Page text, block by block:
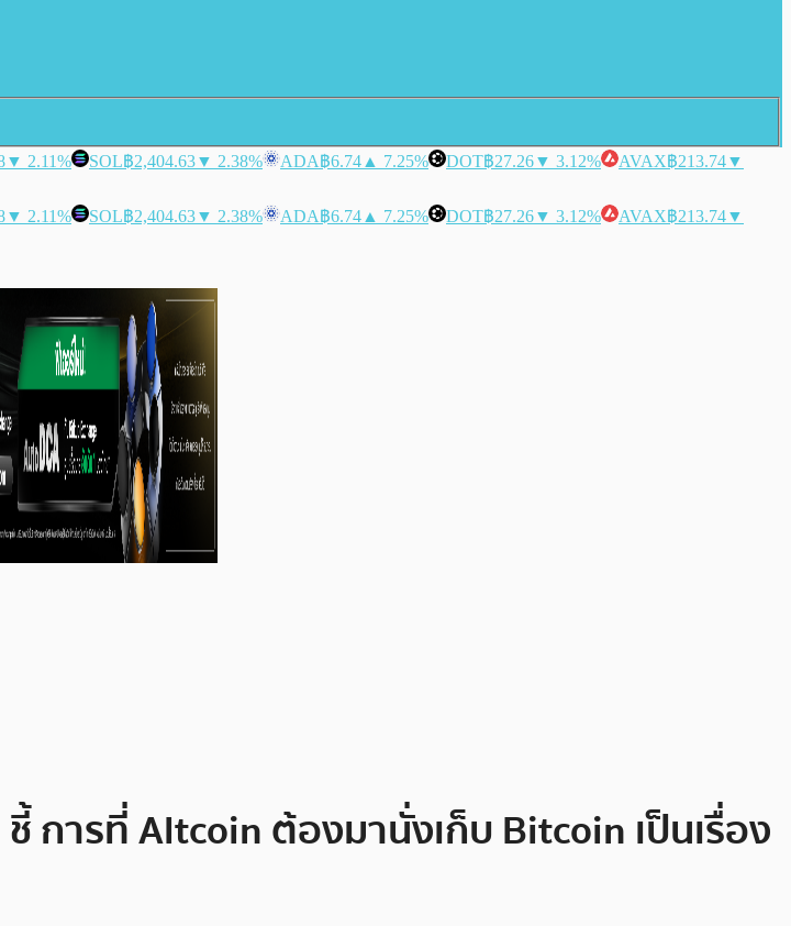
▼ 2.11% SOL฿2,404.63▼ 2.38% ADA฿6.74 ▲ 7.25% DOT฿27.26▼ 3.12% AVAX฿213.74▼
▼ 2.11% SOL฿2,404.63▼ 2.38% ADA฿6.74 ▲ 7.25% DOT฿27.26▼ 3.12% AVAX฿213.74▼
การที่ Altcoin ต้องมานั่งเก็บ Bitcoin เป็นเรื่อง